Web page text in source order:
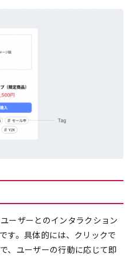
ーザーとのインタラクション
す。具体的には、クリックで
、ユーザーの行動に応じて即